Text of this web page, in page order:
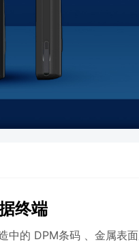
终端
中的 DPM条码 、金属表